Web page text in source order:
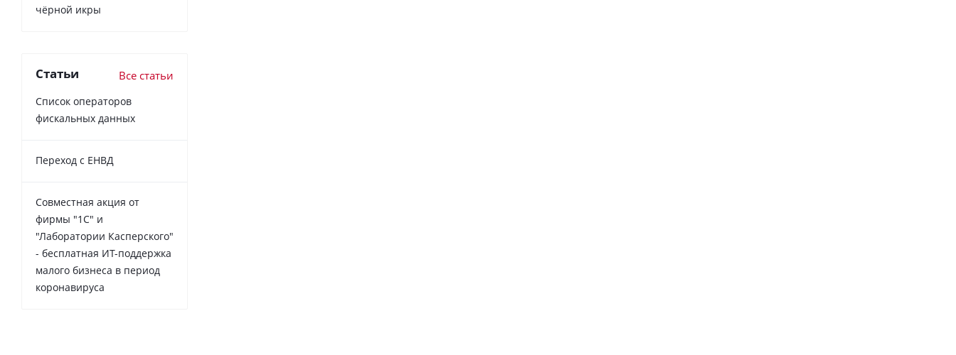
чёрной икры
Статьи Все статьи
Список операторов
фискальных данных
Переход с ЕНВД
Совместная акция от
фирмы "1С" и
"Лаборатории Касперского"
- бесплатная ИТ-поддержка
малого бизнеса в период
коронавируса